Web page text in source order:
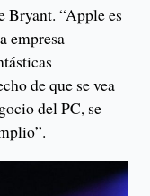
Bryant. “Apple es
empresa
de que se vea
del PC, se